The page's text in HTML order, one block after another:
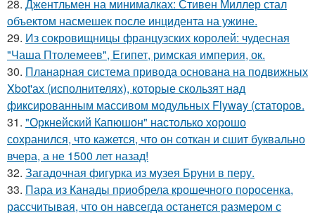
28. Джентльмен на минималках: Стивен Миллер стал
объектом насмешек после инцидента на ужине.
29. Из сокровищницы французских королей: чудесная
"Чаша Птолемеев", Египет, римская империя, ок.
30. Планарная система привода основана на подвижных
Xbot'ах (исполнителях), которые скользят над
фиксированным массивом модульных Flyway (статоров.
31. "Оркнейский Капюшон" настолько хорошо
сохранился, что кажется, что он соткан и сшит буквально
вчера, а не 1500 лет назад!
32. Загадочная фигурка из музея Бруни в перу.
33. Пара из Канады приобрела крошечного поросенка,
рассчитывая, что он навсегда останется размером с